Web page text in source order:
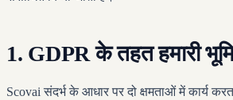
1. GDPR के तहत हमारी
Scovai संदर्भ के आधार पर दो क्षमताओं में कार्य